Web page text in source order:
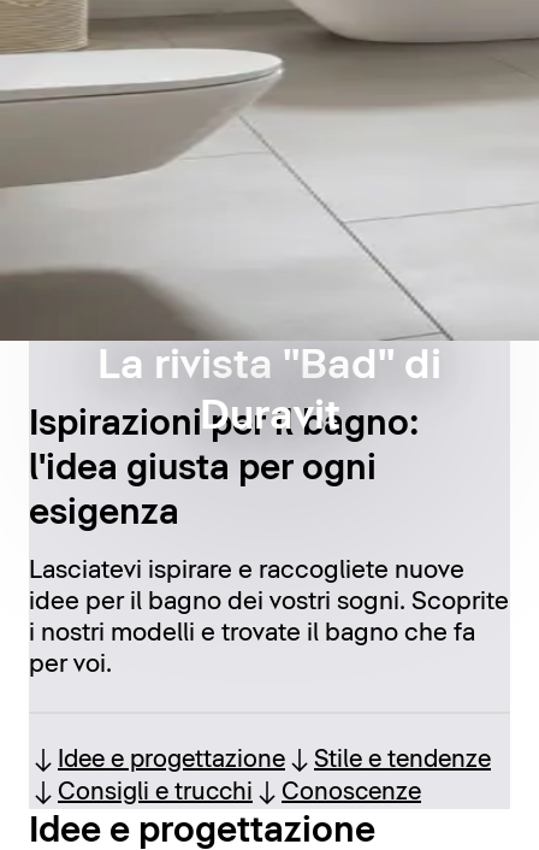
La rivista "Bad" di
Duravit
Ispirazioni per il bagno:
l'idea giusta per ogni
esigenza
Lasciatevi ispirare e raccogliete nuove
idee per il bagno dei vostri sogni. Scoprite
i nostri modelli e trovate il bagno che fa
per voi.
Idee e progettazione
Stile e tendenze
Consigli e trucchi
Conoscenze
Idee e progettazione